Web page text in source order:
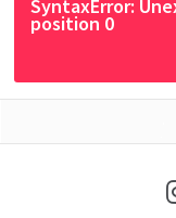
position 0